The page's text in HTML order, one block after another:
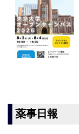
薬事日報